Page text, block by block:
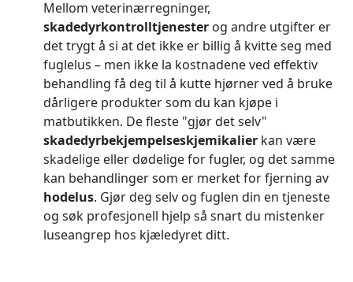
Mellom veterinærregninger,
skadedyrkontrolltjenester og andre utgifter er
det trygt å si at det ikke er billig å kvitte seg med
fuglelus – men ikke la kostnadene ved effektiv
behandling få deg til å kutte hjørner ved å bruke
dårligere produkter som du kan kjøpe i
matbutikken. De fleste "gjør det selv"
skadedyrbekjempelseskjemikalier kan være
skadelige eller dødelige for fugler, og det samme
kan behandlinger som er merket for fjerning av
hodelus. Gjør deg selv og fuglen din en tjeneste
og søk profesjonell hjelp så snart du mistenker
luseangrep hos kjæledyret ditt.